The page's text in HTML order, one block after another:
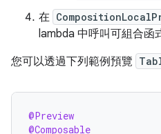
在
lambda 中呼叫可組合函
您可以透過下列範例預覽
@Preview
@Composable